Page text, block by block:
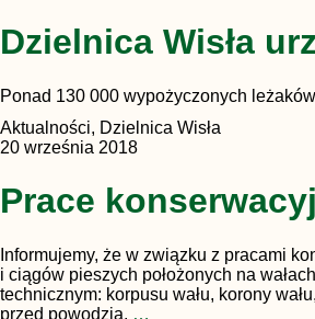
Dzielnica Wisła
Ponad 130 000 wypożyczonych
Aktualności, Dzielnica Wisła
20 września 2018
Prace
Informujemy, że w związku z pracami
i ciągów pieszych położonych na
technicznym: korpusu wału, korony
przed powodzią, …